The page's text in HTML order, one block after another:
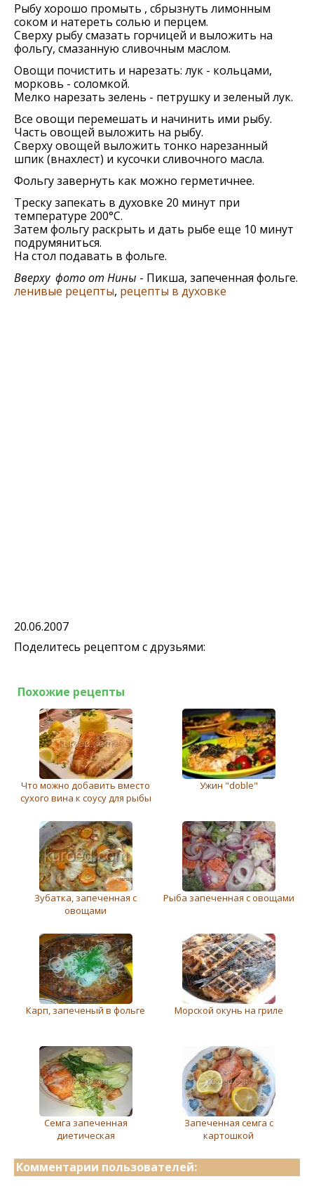
Рыбу хорошо промыть , сбрызнуть лимонным
соком и натереть солью и перцем.
Сверху рыбу смазать горчицей и выложить на
фольгу, смазанную сливочным маслом.
Овощи почистить и нарезать: лук - кольцами,
морковь - соломкой.
Мелко нарезать зелень - петрушку и зеленый лук.
Все овощи перемешать и начинить ими рыбу.
Часть овощей выложить на рыбу.
Сверху овощей выложить тонко нарезанный
шпик (внахлест) и кусочки сливочного масла.
Фольгу завернуть как можно герметичнее.
Треску запекать в духовке 20 минут при
температуре 200°C.
Затем фольгу раскрыть и дать рыбе еще 10 минут
подрумяниться.
На стол подавать в фольге.
Вверху фото от Нины - Пикша, запеченная фольге.
ленивые рецепты, рецепты в духовке
20.06.2007
Поделитесь рецептом с друзьями:
Похожие рецепты
Что можно добавить вместо
сухого вина к соусу для рыбы
Ужин "doble"
Зубатка, запеченная с
овощами
Рыба запеченная с овощами
Карп, запеченый в фольге Морской окунь на гриле
Семга запеченная
диетическая
Запеченная семга с
картошкой
Комментарии пользователей: